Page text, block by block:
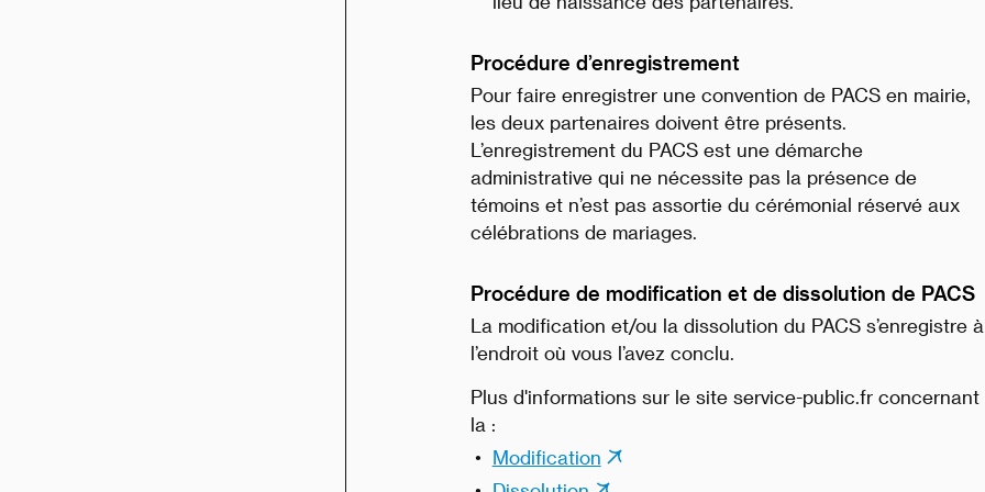
Procédure d’enregistrement
Pour faire enregistrer une convention de PACS en mairie,
les deux partenaires doivent être présents.
L’enregistrement du PACS est une démarche
administrative qui ne nécessite pas la présence de
témoins et n’est pas assortie du cérémonial réservé aux
célébrations de mariages.
Procédure de modification et de dissolution de PACS
La modification et/ou la dissolution du PACS s’enregistre à
l’endroit où vous l’avez conclu.
Plus d'informations sur le site service-public.fr concernant
la :
Modification